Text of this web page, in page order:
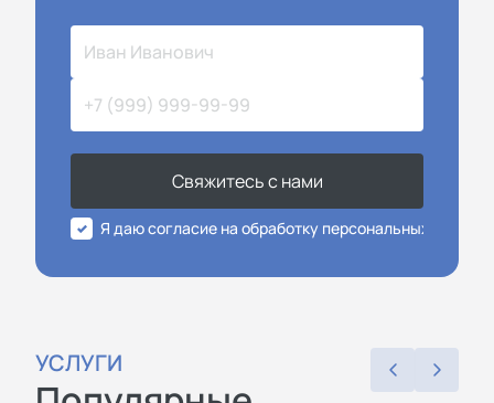
Свяжитесь с нами
Я даю согласие на обработку персональных
УСЛУГИ